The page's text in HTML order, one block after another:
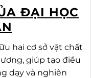
ĐẠI HỌC
hai cơ sở vật chất
giúp tạo điều
dạy và nghiên